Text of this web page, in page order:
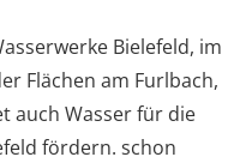
Bielefeld, im
Flächen am Furlbach,
auch Wasser für die
fördern. schon